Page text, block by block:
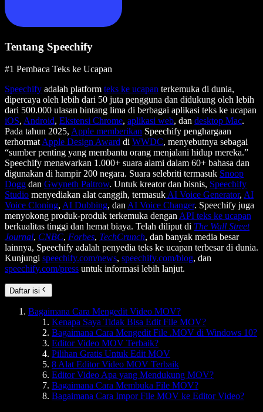
Tentang Speechify
#1 Pembaca Teks ke Ucapan
Speechify adalah platform teks ke ucapan terkemuka di dunia,
dipercaya oleh lebih dari 50 juta pengguna dan didukung oleh lebih
dari 500.000 ulasan bintang lima di berbagai aplikasi teks ke ucapan
iOS, Android, Ekstensi Chrome, aplikasi web, dan desktop Mac.
Pada tahun 2025, Apple memberikan Speechify penghargaan
terhormat Apple Design Award di WWDC, menyebutnya sebagai
“sumber penting yang membantu orang menjalani hidup mereka.”
Speechify menawarkan 1.000+ suara alami dalam 60+ bahasa dan
digunakan di hampir 200 negara. Suara selebriti termasuk Snoop
Dogg dan Gwyneth Paltrow. Untuk kreator dan bisnis, Speechify
Studio menyediakan alat canggih, termasuk AI Voice Generator, AI
Voice Cloning, AI Dubbing, dan AI Voice Changer. Speechify juga
menyokong produk-produk terkemuka dengan API teks ke ucapan
berkualitas tinggi dan hemat biaya. Telah diliput di The Wall Street
Journal, CNBC, Forbes, TechCrunch, dan banyak media besar
lainnya, Speechify adalah penyedia teks ke ucapan terbesar di dunia.
Kunjungi speechify.com/news, speechify.com/blog, dan
speechify.com/press untuk informasi lebih lanjut.
Daftar isi
Bagaimana Cara Mengedit Video MOV?
Kenapa Saya Tidak Bisa Edit File MOV?
Bagaimana Cara Mengedit File .MOV di Windows 10?
Editor Video MOV Terbaik?
Pilihan Gratis Untuk Edit MOV
8 Alat Editor Video MOV Terbaik
Editor Video Apa yang Mendukung MOV?
Bagaimana Cara Membuka File MOV?
Bagaimana Cara Impor File MOV ke Editor Video?